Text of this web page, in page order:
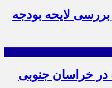
لایحه بودجه